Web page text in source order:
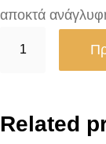
αποκτά
aRelated